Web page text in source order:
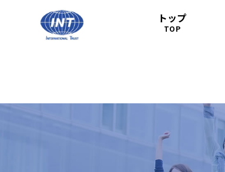
トップ
TOP